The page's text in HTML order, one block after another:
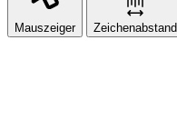
Mauszeiger Zeichenabstand